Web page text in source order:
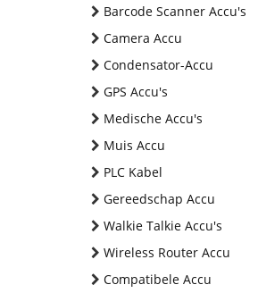
Barcode Scanner Accu's
Camera Accu
Condensator-Accu
GPS Accu's
Medische Accu's
Muis Accu
PLC Kabel
Gereedschap Accu
Walkie Talkie Accu's
Wireless Router Accu
Compatibele Accu